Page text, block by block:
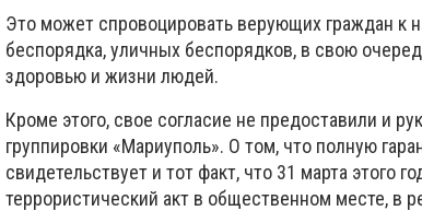
Это может спровоцировать верующих граждан к
беспорядка, уличных беспорядков, в свою
здоровью и жизни людей.
Кроме этого, свое согласие не предоставили и
группировки «Мариуполь». О том, что полную
свидетельствует и тот факт, что 31 марта этого
террористический акт в общественном месте, в